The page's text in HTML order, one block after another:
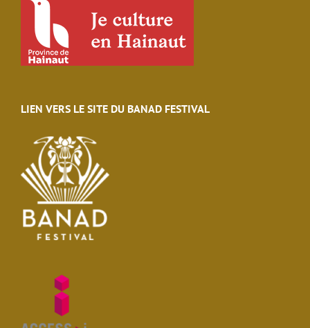
LIEN VERS LE SITE DU BANAD FESTIVAL